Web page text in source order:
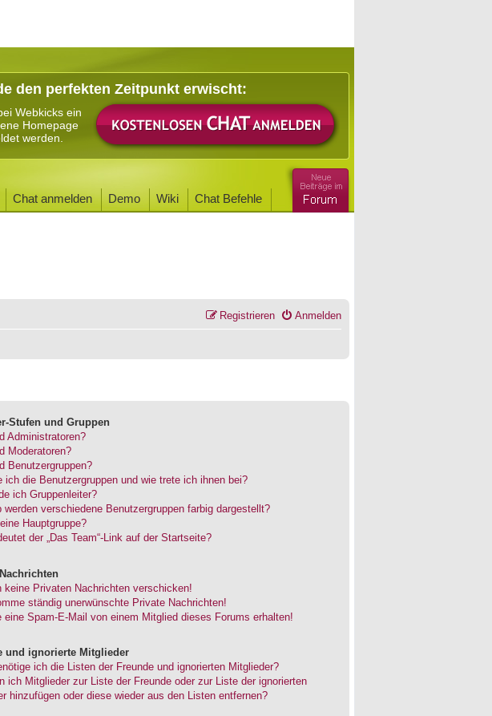
den perfekten Zeitpunkt erwischt:
Webkicks ein
Homepage
werden.
Chat anmelden Demo Wiki Chat Befehle
Anmelden
Registrieren
Stufen und Gruppen
Administratoren?
Moderatoren?
Benutzergruppen?
ich die Benutzergruppen und wie trete ich ihnen bei?
ich Gruppenleiter?
werden verschiedene Benutzergruppen farbig dargestellt?
Hauptgruppe?
der „Das Team“-Link auf der Startseite?
keine Privaten Nachrichten verschicken!
ständig unerwünschte Private Nachrichten!
eine Spam-E-Mail von einem Mitglied dieses Forums erhalten!
und ignorierte Mitglieder
ich die Listen der Freunde und ignorierten Mitglieder?
ich Mitglieder zur Liste der Freunde oder zur Liste der ignorierten
hinzufügen oder diese wieder aus den Listen entfernen?